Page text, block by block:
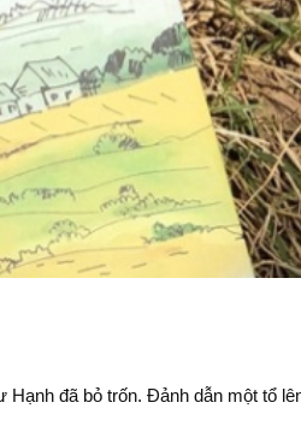
đã bỏ trốn. Đảnh dẫn một tổ